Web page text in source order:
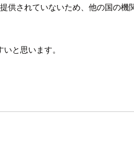
供されていないため、他の国の機
と思います。